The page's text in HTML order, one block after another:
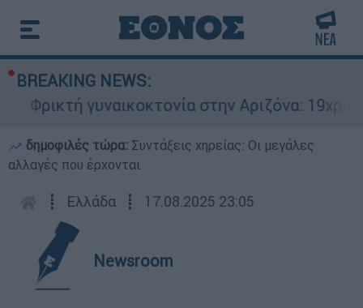
BREAKING NEWS:
Φρικτή γυναικοκτονία στην Αριζόνα:
δημοφιλές τώρα: Συντάξεις χηρείας: Οι μεγάλες
αλλαγές που έρχονται
┋ Ελλάδα ┋ 17.08.2025 23:05
Newsroom